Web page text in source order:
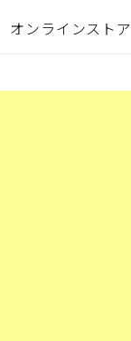
オンラインストア